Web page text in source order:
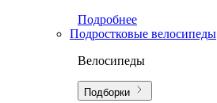
Подробнее
Подростковые велосипеды
Велосипеды
Подборки